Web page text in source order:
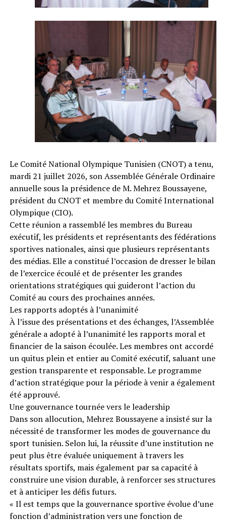
Le Comité National Olympique Tunisien (CNOT) a tenu,
mardi 21 juillet 2026, son Assemblée Générale Ordinaire
annuelle sous la présidence de M. Mehrez Boussayene,
président du CNOT et membre du Comité International
Olympique (CIO).
Cette réunion a rassemblé les membres du Bureau
exécutif, les présidents et représentants des fédérations
sportives nationales, ainsi que plusieurs représentants
des médias. Elle a constitué l’occasion de dresser le bilan
de l’exercice écoulé et de présenter les grandes
orientations stratégiques qui guideront l’action du
Comité au cours des prochaines années.
Les rapports adoptés à l’unanimité
À l’issue des présentations et des échanges, l’Assemblée
générale a adopté à l’unanimité les rapports moral et
financier de la saison écoulée. Les membres ont accordé
un quitus plein et entier au Comité exécutif, saluant une
gestion transparente et responsable. Le programme
d’action stratégique pour la période à venir a également
été approuvé.
Une gouvernance tournée vers le leadership
Dans son allocution, Mehrez Boussayene a insisté sur la
nécessité de transformer les modes de gouvernance du
sport tunisien. Selon lui, la réussite d’une institution ne
peut plus être évaluée uniquement à travers les
résultats sportifs, mais également par sa capacité à
construire une vision durable, à renforcer ses structures
et à anticiper les défis futurs.
« Il est temps que la gouvernance sportive évolue d’une
fonction d’administration vers une fonction de